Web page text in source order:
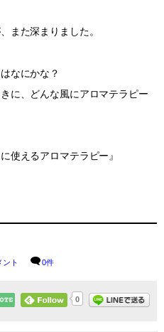
また深まりました。
なにかな？
に、どんな風にアロマテラピー
使えるアロマテラピー』
ント 0件
0